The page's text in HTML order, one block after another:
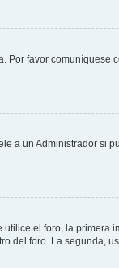
favor comuníquese
a un Administrador si
el foro, la primera
del foro. La segunda,